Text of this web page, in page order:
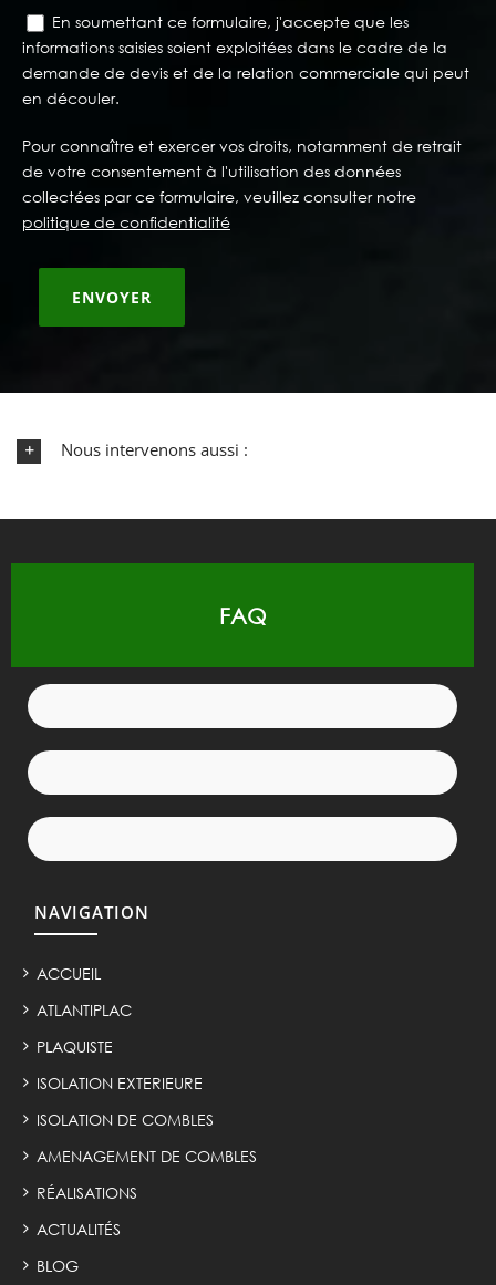
En soumettant ce formulaire, j'accepte que les
informations saisies soient exploitées dans le cadre de la
demande de devis et de la relation commerciale qui peut
en découler.
Pour connaître et exercer vos droits, notamment de retrait
de votre consentement à l'utilisation des données
collectées par ce formulaire, veuillez consulter notre
politique de confidentialité
Nous intervenons aussi :
FAQ
NAVIGATION
ACCUEIL
ATLANTIPLAC
PLAQUISTE
ISOLATION EXTERIEURE
ISOLATION DE COMBLES
AMENAGEMENT DE COMBLES
RÉALISATIONS
ACTUALITÉS
BLOG